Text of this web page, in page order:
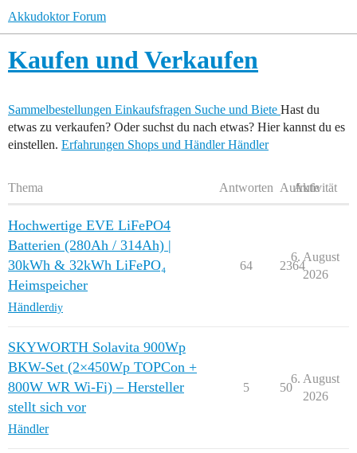
Akkudoktor Forum
Kaufen und Verkaufen
Sammelbestellungen Einkaufsfragen Suche und Biete Hast du
etwas zu verkaufen? Oder suchst du nach etwas? Hier kannst du es
einstellen. Erfahrungen Shops und Händler Händler
Thema Antworten Aufrufe
Aktivität
Hochwertige EVE LiFePO4
Batterien (280Ah / 314Ah) |
30kWh & 32kWh LiFePO₄
Heimspeicher
Händlerdiy
64 2364
6. August
2026
SKYWORTH Solavita 900Wp
BKW-Set (2×450Wp TOPCon +
800W WR Wi-Fi) – Hersteller
stellt sich vor
Händler
5 50
6. August
2026